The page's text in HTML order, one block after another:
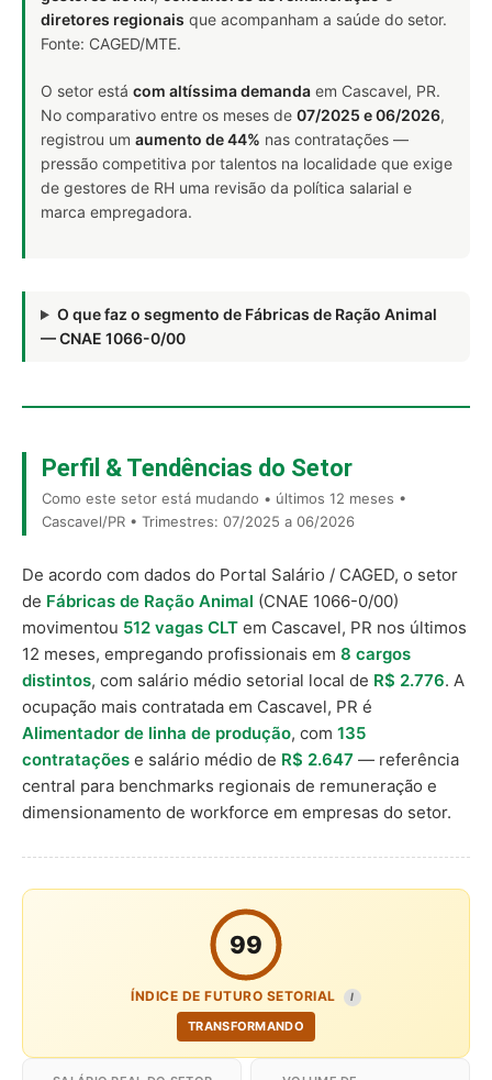
diretores regionais que acompanham a saúde do setor.
Fonte: CAGED/MTE.
O setor está com altíssima demanda em Cascavel, PR.
No comparativo entre os meses de 07/2025 e 06/2026,
registrou um aumento de 44% nas contratações —
pressão competitiva por talentos na localidade que exige
de gestores de RH uma revisão da política salarial e
marca empregadora.
O que faz o segmento de Fábricas de Ração Animal
— CNAE 1066-0/00
Perfil & Tendências do Setor
Como este setor está mudando • últimos 12 meses •
Cascavel/PR • Trimestres: 07/2025 a 06/2026
De acordo com dados do Portal Salário / CAGED, o setor
de Fábricas de Ração Animal (CNAE 1066-0/00)
movimentou 512 vagas CLT em Cascavel, PR nos últimos
12 meses, empregando profissionais em 8 cargos
distintos, com salário médio setorial local de R$ 2.776. A
ocupação mais contratada em Cascavel, PR é
Alimentador de linha de produção, com 135
contratações e salário médio de R$ 2.647 — referência
central para benchmarks regionais de remuneração e
dimensionamento de workforce em empresas do setor.
99
ÍNDICE DE FUTURO SETORIAL I
TRANSFORMANDO